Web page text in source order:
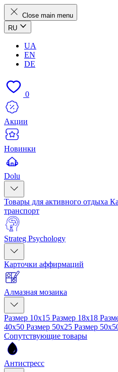
Close main menu
RU
UA
EN
DE
0
Акции
Новинки
Dolu
Товары для активного отдыха
транспорт
Strateg Psychology
Карточки аффирмаций
Алмазная мозаика
Размер 10x15 Размер 18x18
40x50 Размер 50x25 Размер
Сопутствующие товары
Антистресс